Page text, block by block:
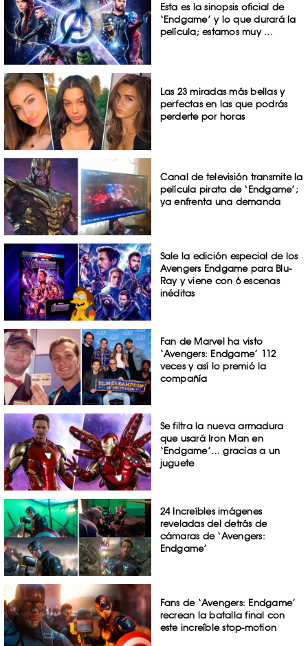
Esta es la sinopsis oficial de
‘Endgame’ y lo que durará la
película; estamos muy ...
Las 23 miradas más bellas y
perfectas en las que podrás
perderte por horas
Canal de televisión transmite la
película pirata de ‘Endgame’;
ya enfrenta una demanda
Sale la edición especial de los
Avengers Endgame para Blu-
Ray y viene con 6 escenas
inéditas
Fan de Marvel ha visto
‘Avengers: Endgame’ 112
veces y así lo premió la
compañía
Se filtra la nueva armadura
que usará Iron Man en
‘Endgame’… gracias a un
juguete
24 Increíbles imágenes
reveladas del detrás de
cámaras de ‘Avengers:
Endgame’
Fans de ‘Avengers: Endgame’
recrean la batalla final con
este increíble stop-motion